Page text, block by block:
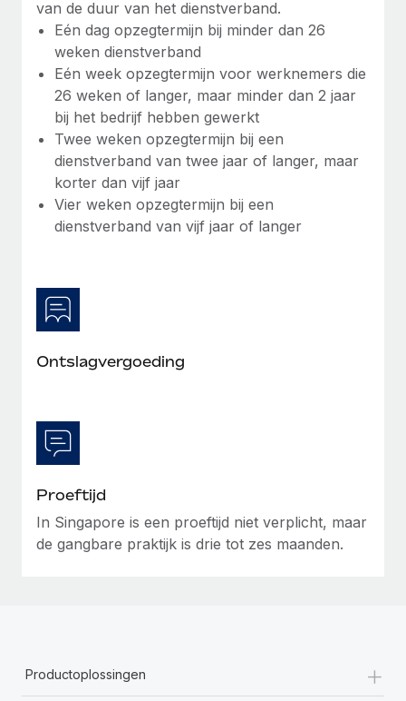
Secundaire arbeidsvoorwaarden
Eenvoudig secundaire arbeidsvoorwaarden
beheren
up op het gebied van gezondheid en welzijn,...
Meer informatie
Productupdates van Remote: Gusto- en Xero-
integraties en Contractor Management Plus
Het blijft de missie van Remote om alle soorten bedrijven
te helpen bij het aannemen, beheren en...
Meer informatie
Phiture, een toonaangevende leider in de wereldwijde
mobiele groeiadviessector, zet zich sinds 2016...
Meer informatie
van de duur van het dienstverband.
Eén dag opzegtermijn bij minder dan 26
weken dienstverband
Eén week opzegtermijn voor werknemers die
26 weken of langer, maar minder dan 2 jaar
bij het bedrijf hebben gewerkt
Twee weken opzegtermijn bij een
dienstverband van twee jaar of langer, maar
korter dan vijf jaar
Vier weken opzegtermijn bij een
dienstverband van vijf jaar of langer
Ontslagvergoeding
Proeftijd
In Singapore is een proeftijd niet verplicht, maar
de gangbare praktijk is drie tot zes maanden.
Productoplossingen +